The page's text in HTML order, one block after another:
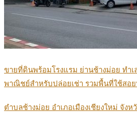
ขายที่ดินพร้อมโรงแรม ย่านช้างม่อย ทำ
พาณิชย์สำหรับปล่อยเช่า รวมพื้นที่ใช้สอ
ตำบลช้างม่อย อำเภอเมืองเชียงใหม่ จังห